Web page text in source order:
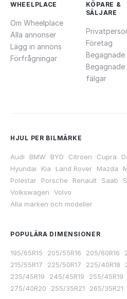
WHEELPLACE
Om Wheelplace
Alla annonser
Lägg in annons
Förfrågningar
KÖPARE &
SÄLJARE
Företag
Begagnade
Begagnade
fälgar
HJUL PER BILMÄRKE
Audi ·BMW ·BYD ·Citroen ·Cupra ·
Hyundai ·Kia ·Land Rover ·Mazda ·
Polestar ·Porsche ·Renault ·Saab ·
Volkswagen ·Volvo
Alla märken och modeller
POPULÄRA DIMENSIONER
195/65R15 ·205/55R16 ·205/60R16 ·
215/55R17 ·225/50R17 ·225/40R18 ·
235/45R19 ·245/45R19 ·255/45R19
275/40R20 ·255/35R21 ·265/35R21